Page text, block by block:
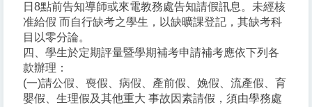
日8點前告知導師或來電教務處告知請假訊息。未經核
准給假 而自行缺考之學生，以缺曠課登記，其缺考科
目以零分論。
四、學生於定期評量暨學期補考申請補考應依下列各
款辦理：
(一)請公假、喪假、病假、產前假、娩假、流產假、育
嬰假、生理假及其他重大 事故因素請假，須由學務處